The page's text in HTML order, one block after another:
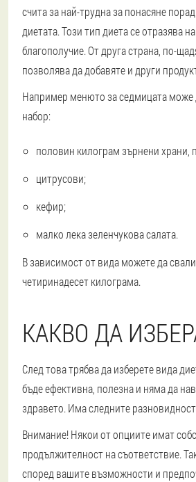
счита за най-трудна за понасяне
диетата. Този тип диета се отразява
благополучие. От друга страна, по-
позволява да добавяте и други
Например менюто за седмицата може
набор:
половин килограм зърнени храни,
цитрусови;
кефир;
малко лека зеленчукова салата.
В зависимост от вида можете да
четиринадесет килограма.
КАКВО ДА
След това трябва да изберете вида
бъде ефективна, полезна и няма да
здравето. Има следните
Внимание! Някои от опциите имат
продължителност на съответствие.
според вашите възможности и